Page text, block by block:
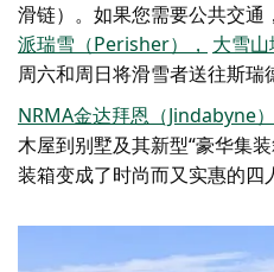
滑链）。如果您需要公共交通
派瑞雪（Perisher）
， 大雪
周六和周日将滑雪者送往斯瑞
NRMA金达拜恩（Jindabyne
木屋到别墅及其新型“豪华集
装箱变成了时尚而又实惠的四